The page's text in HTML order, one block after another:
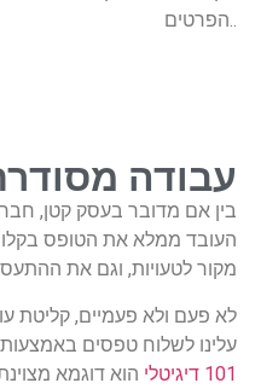
הפרטים..
עבודה מסודרת,
בין אם מדובר בעסק קטן,
העובד ממלא את הטופס בקלות
מקור לטעויות, וגם את
לא פעם ולא פעמיים, קליטת
עלינו לשלוח טפסים
101 דיגיטלי
הוא דוגמא